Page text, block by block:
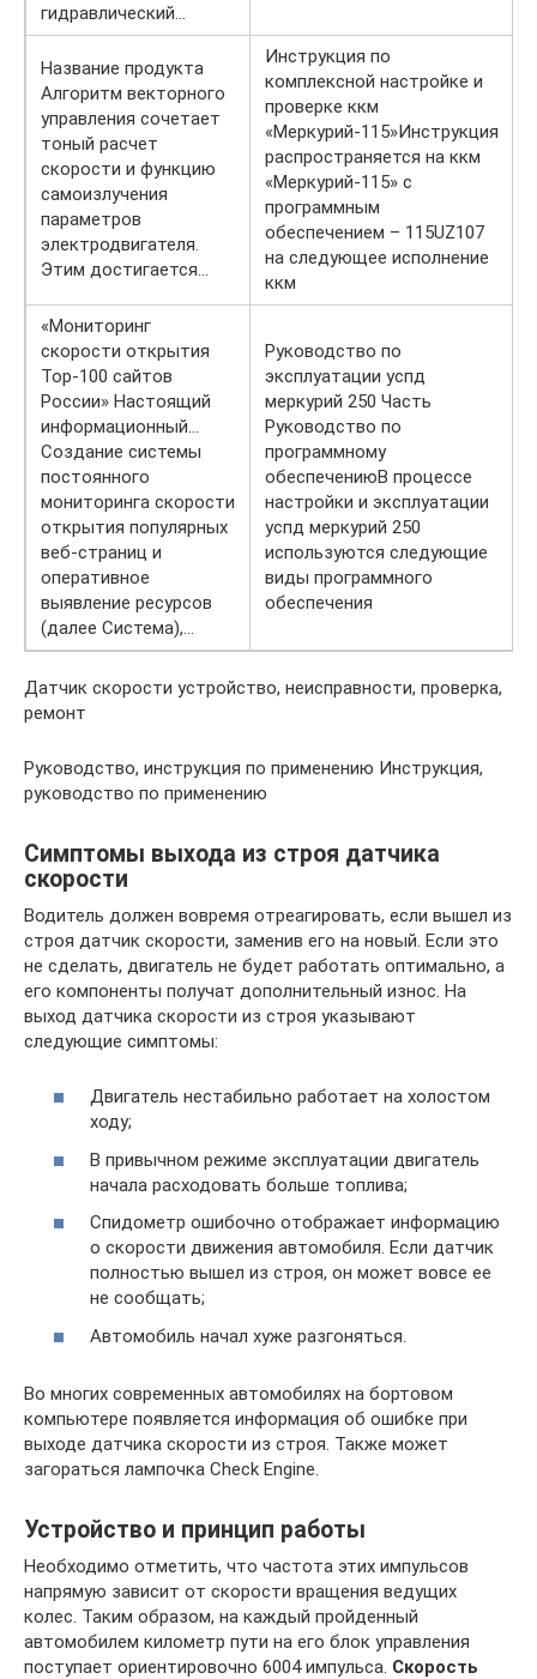
гидравлический…
Название продукта
Алгоритм векторного
управления сочетает
тоный расчет
скорости и функцию
самоизлучения
параметров
электродвигателя.
Этим достигается…
Инструкция по
комплексной настройке и
проверке ккм
«Меркурий-115»Инструкция
распространяется на ккм
«Меркурий-115» с
программным
обеспечением – 115UZ107
на следующее исполнение
ккм
«Мониторинг
скорости открытия
Top-100 сайтов
России» Настоящий
информационный…
Создание системы
постоянного
мониторинга скорости
открытия популярных
веб-страниц и
оперативное
выявление ресурсов
(далее Система),…
Руководство по
эксплуатации успд
меркурий 250 Часть
Руководство по
программному
обеспечениюВ процессе
настройки и эксплуатации
успд меркурий 250
используются следующие
виды программного
обеспечения
Датчик скорости устройство, неисправности, проверка,
ремонт
Руководство, инструкция по применению Инструкция,
руководство по применению
Симптомы выхода из строя датчика
скорости
Водитель должен вовремя отреагировать, если вышел из
строя датчик скорости, заменив его на новый. Если это
не сделать, двигатель не будет работать оптимально, а
его компоненты получат дополнительный износ. На
выход датчика скорости из строя указывают
следующие симптомы:
Двигатель нестабильно работает на холостом
ходу;
В привычном режиме эксплуатации двигатель
начала расходовать больше топлива;
Спидометр ошибочно отображает информацию
о скорости движения автомобиля. Если датчик
полностью вышел из строя, он может вовсе ее
не сообщать;
Автомобиль начал хуже разгоняться.
Во многих современных автомобилях на бортовом
компьютере появляется информация об ошибке при
выходе датчика скорости из строя. Также может
загораться лампочка Check Engine.
Устройство и принцип работы
Необходимо отметить, что частота этих импульсов
напрямую зависит от скорости вращения ведущих
колес. Таким образом, на каждый пройденный
автомобилем километр пути на его блок управления
поступает ориентировочно 6004 импульса. Скорость